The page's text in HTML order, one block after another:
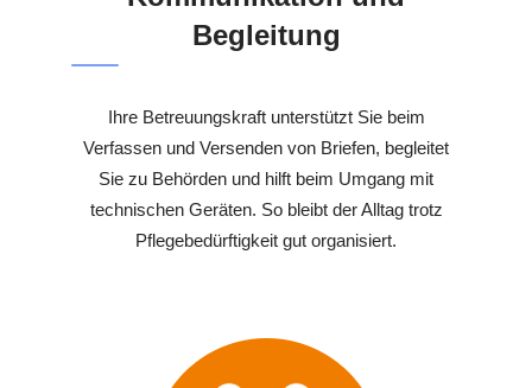
Begleitung
Ihre Betreuungskraft unterstützt Sie beim
Verfassen und Versenden von Briefen, begleitet
Sie zu Behörden und hilft beim Umgang mit
technischen Geräten. So bleibt der Alltag trotz
Pflegebedürftigkeit gut organisiert.